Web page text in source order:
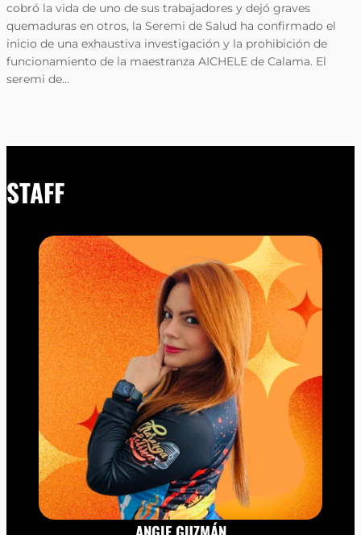
cobró la vida de uno de sus trabajadores y dejó graves
quemaduras en otros, la Seremi de Salud ha confirmado el
inicio de una exhaustiva investigación y la prohibición de
funcionamiento de la maestranza AICHELE de Calama. El
seremi de…
STAFF